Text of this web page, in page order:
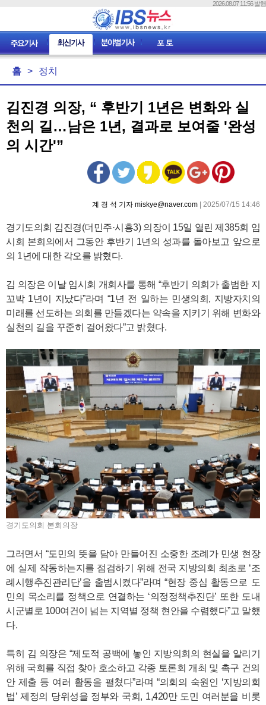
2026.08.07 11:56 발행
홈 > 정치
김진경 의장, “ 후반기 1년은 변화와 실
천의 길…남은 1년, 결과로 보여줄 '완성
의 시간'”
계 경 석 기자 miskye@naver.com | 2025/07/15 14:46
경기도의회 김진경(더민주·시흥3) 의장이 15일 열린 제385회 임
시회 본회의에서 그동안 후반기 1년의 성과를 돌아보고 앞으로
의 1년에 대한 각오를 밝혔다.
김 의장은 이날 임시회 개회사를 통해 “후반기 의회가 출범한 지
꼬박 1년이 지났다”라며 “1년 전 일하는 민생의회, 지방자치의
미래를 선도하는 의회를 만들겠다는 약속을 지키기 위해 변화와
실천의 길을 꾸준히 걸어왔다”고 밝혔다.
경기도의회 본회의장
그러면서 “도민의 뜻을 담아 만들어진 소중한 조례가 민생 현장
에 실제 작동하는지를 점검하기 위해 전국 지방의회 최초로 ‘조
례시행추진관리단’을 출범시켰다”라며 “현장 중심 활동으로 도
민의 목소리를 정책으로 연결하는 ‘의정정책추진단’ 또한 도내
시군별로 100여건이 넘는 지역별 정책 현안을 수렴했다”고 말했
다.
특히 김 의장은 “제도적 공백에 놓인 지방의회의 현실을 알리기
위해 국회를 직접 찾아 호소하고 각종 토론회 개최 및 촉구 건의
안 제출 등 여러 활동을 펼쳤다”라며 “의회의 숙원인 ‘지방의회
법’ 제정의 당위성을 정부와 국회, 1,420만 도민 여러분을 비롯